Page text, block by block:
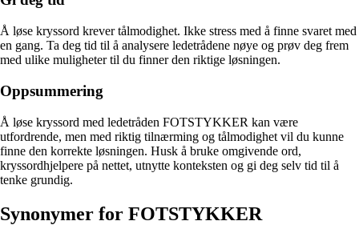
Å løse kryssord krever tålmodighet. Ikke stress med å finne svaret med
en gang. Ta deg tid til å analysere ledetrådene nøye og prøv deg frem
med ulike muligheter til du finner den riktige løsningen.
Oppsummering
Å løse kryssord med ledetråden FOTSTYKKER kan være
utfordrende, men med riktig tilnærming og tålmodighet vil du kunne
finne den korrekte løsningen. Husk å bruke omgivende ord,
kryssordhjelpere på nettet, utnytte konteksten og gi deg selv tid til å
tenke grundig.
Synonymer for FOTSTYKKER